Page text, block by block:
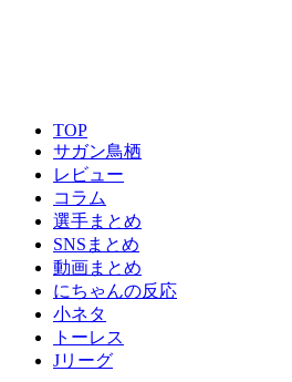
TOP
サガン鳥栖
レビュー
コラム
選手まとめ
SNSまとめ
動画まとめ
にちゃんの反応
小ネタ
トーレス
Jリーグ